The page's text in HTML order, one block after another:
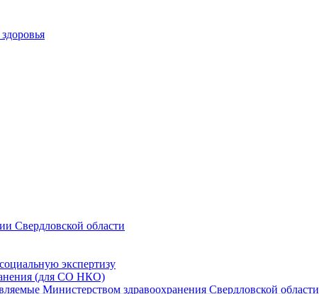
Свердловской области
экспертизу
(для СО НКО)
Министерством здравоохранения Свердловской области